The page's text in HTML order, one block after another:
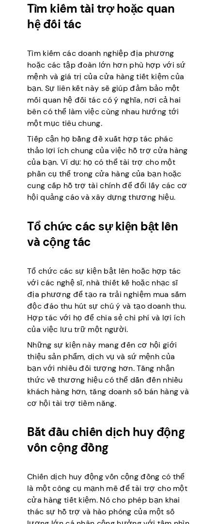
Tìm kiếm tài trợ hoặc quan
hệ đối tác
Tìm kiếm các doanh nghiệp địa phương
hoặc các tập đoàn lớn hơn phù hợp với sứ
mệnh và giá trị của cửa hàng tiết kiệm của
bạn. Sự liên kết này sẽ giúp đảm bảo một
mối quan hệ đối tác có ý nghĩa, nơi cả hai
bên có thể làm việc cùng nhau hướng tới
một mục tiêu chung.
Tiếp cận họ bằng đề xuất hợp tác phác
thảo lợi ích chung của việc hỗ trợ cửa hàng
của bạn. Ví dụ: họ có thể tài trợ cho một
phần cụ thể trong cửa hàng của bạn hoặc
cung cấp hỗ trợ tài chính để đổi lấy các cơ
hội quảng cáo và xây dựng thương hiệu.
Tổ chức các sự kiện bật lên
và cộng tác
Tổ chức các sự kiện bật lên hoặc hợp tác
với các nghệ sĩ, nhà thiết kế hoặc nhạc sĩ
địa phương để tạo ra trải nghiệm mua sắm
độc đáo thu hút sự chú ý và tạo doanh thu.
Hợp tác với họ để chia sẻ chi phí và lợi ích
của việc lưu trữ một người.
Những sự kiện này mang đến cơ hội giới
thiệu sản phẩm, dịch vụ và sứ mệnh của
bạn với nhiều đối tượng hơn. Tăng nhận
thức về thương hiệu có thể dẫn đến nhiều
khách hàng hơn, tăng doanh số bán hàng và
cơ hội tài trợ tiềm năng.
Bắt đầu chiến dịch huy động
vốn cộng đồng
Chiến dịch huy động vốn cộng đồng có thể
là một công cụ mạnh mẽ để tài trợ cho một
cửa hàng tiết kiệm. Nó cho phép bạn khai
thác sự hỗ trợ và hào phóng của một số